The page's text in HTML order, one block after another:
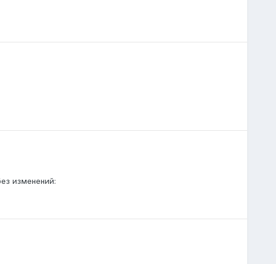
изменений: